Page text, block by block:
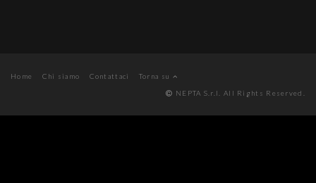
Home Chi siamo Contattaci
Torna su
NEPTA S.r.l. All Rights Reserved.